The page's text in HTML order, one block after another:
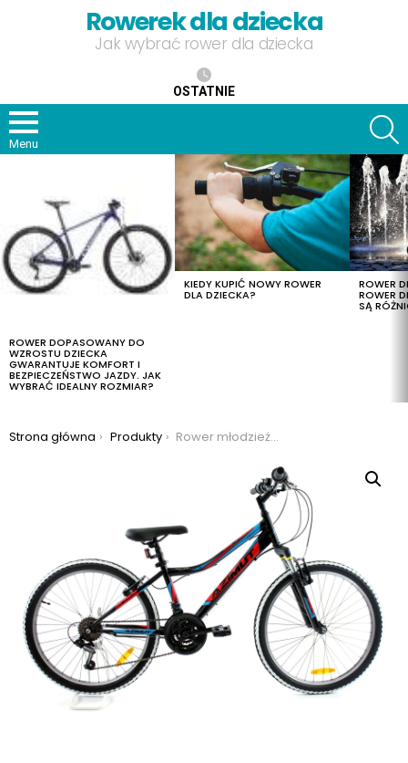
Rowerek dla dziecka
Jak wybrać rower dla dziecka
OSTATNIE
Menu
ROWER DOPASOWANY DO
WZROSTU DZIECKA
GWARANTUJE KOMFORT I
BEZPIECZEŃSTWO JAZDY. JAK
WYBRAĆ IDEALNY ROZMIAR?
KIEDY KUPIĆ NOWY ROWER
DLA DZIECKA?
ROWER
ROWER
SĄ
Jesteś tutaj:
Strona główna Produkty Rower młodzieżowy azimut space 24 2018